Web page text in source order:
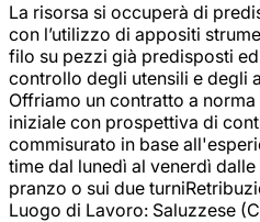
La risorsa si occuperà di
con l’utilizzo di appositi
filo su pezzi già predisposti
controllo degli utensili e degli
Offriamo un contratto a
iniziale con prospettiva di
commisurato in base
time dal lunedì al venerdì
pranzo o sui due
Luogo di Lavoro: Saluzzese